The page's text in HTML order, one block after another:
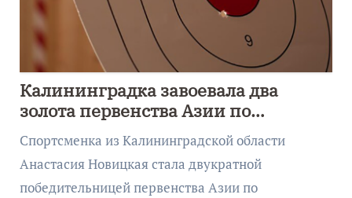
Калининградка завоевала два
золота первенства Азии по
метанию ножа
Спортсменка из Калининградской области
Анастасия Новицкая стала двукратной
победительницей первенства Азии по